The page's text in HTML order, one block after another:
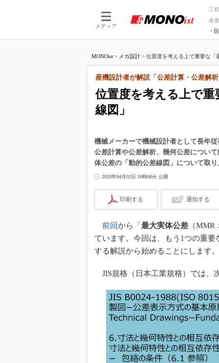
メディア
工
産
つながる工場
つながるサー
AI×設備
MONOist > メカ設計 > 位置度を考える上で重要な「
位置度を考える上で重
線図」
産機設計者が解説「公差計算・公差解
機械メーカーで機械設計者として長年
公差計算や公差解析、幾何公差につい
体公差の「動的公差線図」について取
2020年04月02日 10時00分 公開
印刷する 通知する
前回から「 最大実体公差 （
ています。今回は、もう1つの重
する解説から始めることにします。
JIS規格（日本工業規格）では、